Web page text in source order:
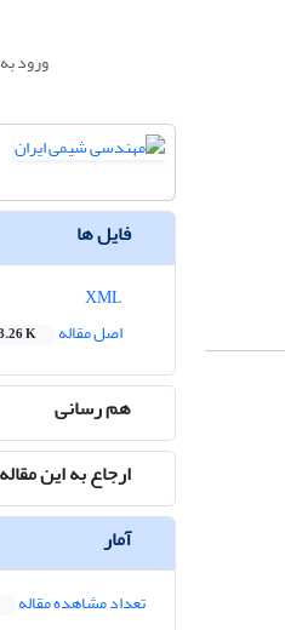
ورود
فایل ها
اصل مقاله
K
هم رسانی
ارجاع به این مقاله
آمار
تعداد مشاهده مقاله